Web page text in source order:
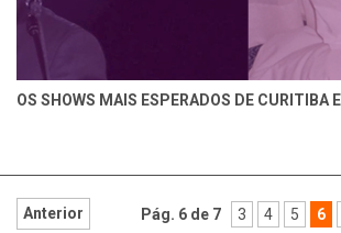
OS SHOWS MAIS ESPERADOS DE CURITIBA
Pág. 6 de 7
Anterior 3 4 5 6